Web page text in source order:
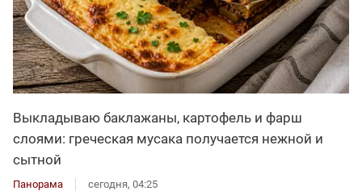
Выкладываю баклажаны, картофель и фарш
слоями: греческая мусака получается нежной и
сытной
Панорама сегодня, 04:25